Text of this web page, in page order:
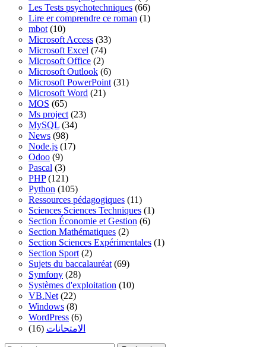
Les Tests psychotechniques (66)
Lire er comprendre ce roman (1)
mbot(10)
Microsoft Access (33)
Microsoft Excel (74)
Microsoft Office (2)
Microsoft Outlook (6)
Microsoft PowerPoint(31)
Microsoft Word (21)
MOS (65)
Ms project(23)
MySQL (34)
News (98)
Node.js (17)
Odoo (9)
Pascal (3)
PHP(121)
Python (105)
Ressources pédagogiques (11)
Sciences Sciences Techniques (1)
Section Économie et Gestion (6)
Section Mathématiques (2)
Section Sciences Expérimentales (1)
Section Sport(2)
Sujets du baccalauréat(69)
Symfony (28)
Systèmes d'exploitation (10)
VB.Net(22)
Windows (8)
WordPress (6)
الامتحانات (16)